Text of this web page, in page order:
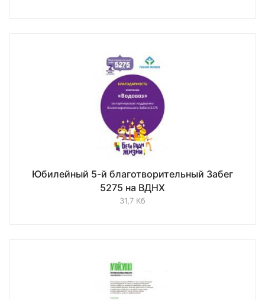
Юбилейный 5-й благотворительный Забег
5275 на ВДНХ
31,7 Кб